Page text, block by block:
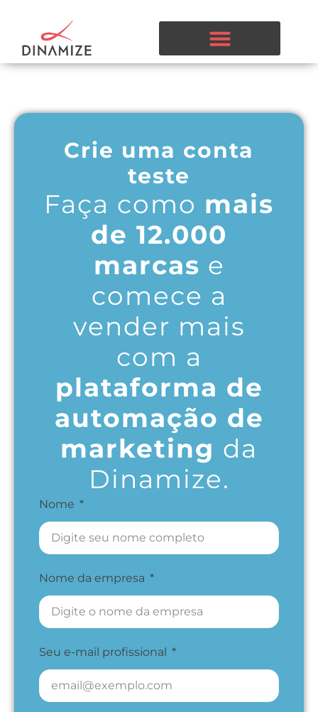
Crie uma conta
teste
Faça como mais
de 12.000
marcas e
comece a
vender mais
com a
plataforma de
automação de
marketing da
Dinamize.
Nome
Nome da empresa
Seu e-mail profissional